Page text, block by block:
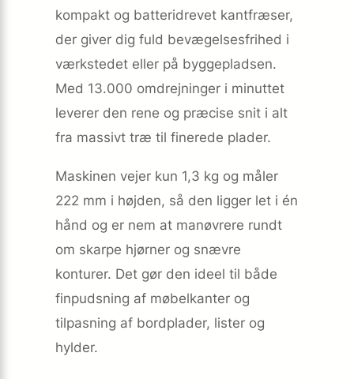
kompakt og batteridrevet kantfræser,
der giver dig fuld bevægelsesfrihed i
værkstedet eller på byggepladsen.
Med 13.000 omdrejninger i minuttet
leverer den rene og præcise snit i alt
fra massivt træ til finerede plader.
Maskinen vejer kun 1,3 kg og måler
222 mm i højden, så den ligger let i én
hånd og er nem at manøvrere rundt
om skarpe hjørner og snævre
konturer. Det gør den ideel til både
finpudsning af møbelkanter og
tilpasning af bordplader, lister og
hylder.